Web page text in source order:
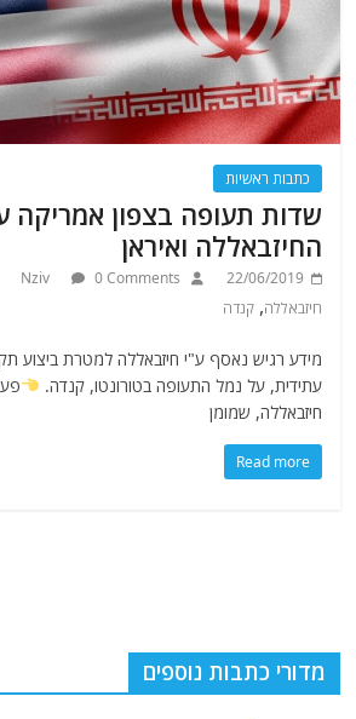
כתבות ראשיות
שדות תעופה בצפון אמריקה
החיזבאללה ואיראן
22/06/2019
Nziv 0 Comments
חיזבאללה,קנדה
מידע רגיש נאסף ע"י חיזבאללה למטרת ביצוע
עתידית, על נמל התעופה בטורונטו, קנדה.
חיזבאללה, שמומן
Read more
מדורי כתבות נוספים